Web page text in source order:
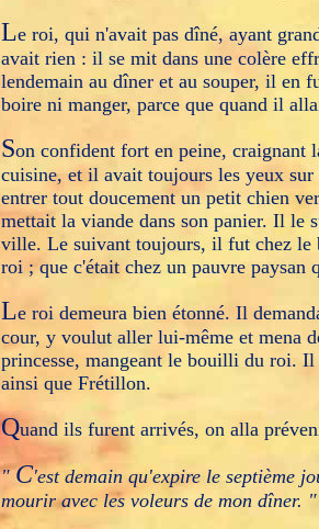
Le roi, qui n'avait pas dîné, ayant
avait rien : il se mit dans une colère
lendemain au dîner et au souper, il en
boire ni manger, parce que quand il
Son confident fort en peine, craignant
cuisine, et il avait toujours les yeux
entrer tout doucement un petit chien
mettait la viande dans son panier. Il
ville. Le suivant toujours, il fut chez
roi ; que c'était chez un pauvre
Le roi demeura bien étonné. Il
cour, y voulut aller lui-même et mena
princesse, mangeant le bouilli du roi. Il
ainsi que Frétillon.
Quand ils furent arrivés, on alla
"C'est demain qu'expire le septième
mourir avec les voleurs de mon dîner. "